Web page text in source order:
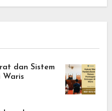
dan Sistem
Waris